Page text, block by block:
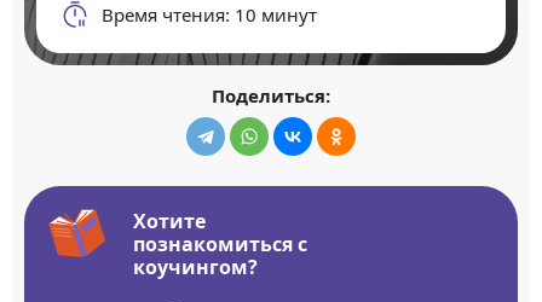
Время чтения: 10 минут
Поделиться:
Хотите
познакомиться с
коучингом?